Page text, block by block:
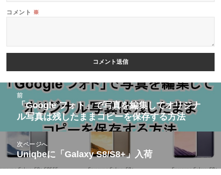
コメント ※
投
ビ
ゲ
ー
前
前
の
投
稿:
「Google フォト」で写真を編集してオリジナ
ル写真は残したままコピーを保存する方法
次ページへ
次
の
Uniqbeに「Galaxy S8/S8+」入荷